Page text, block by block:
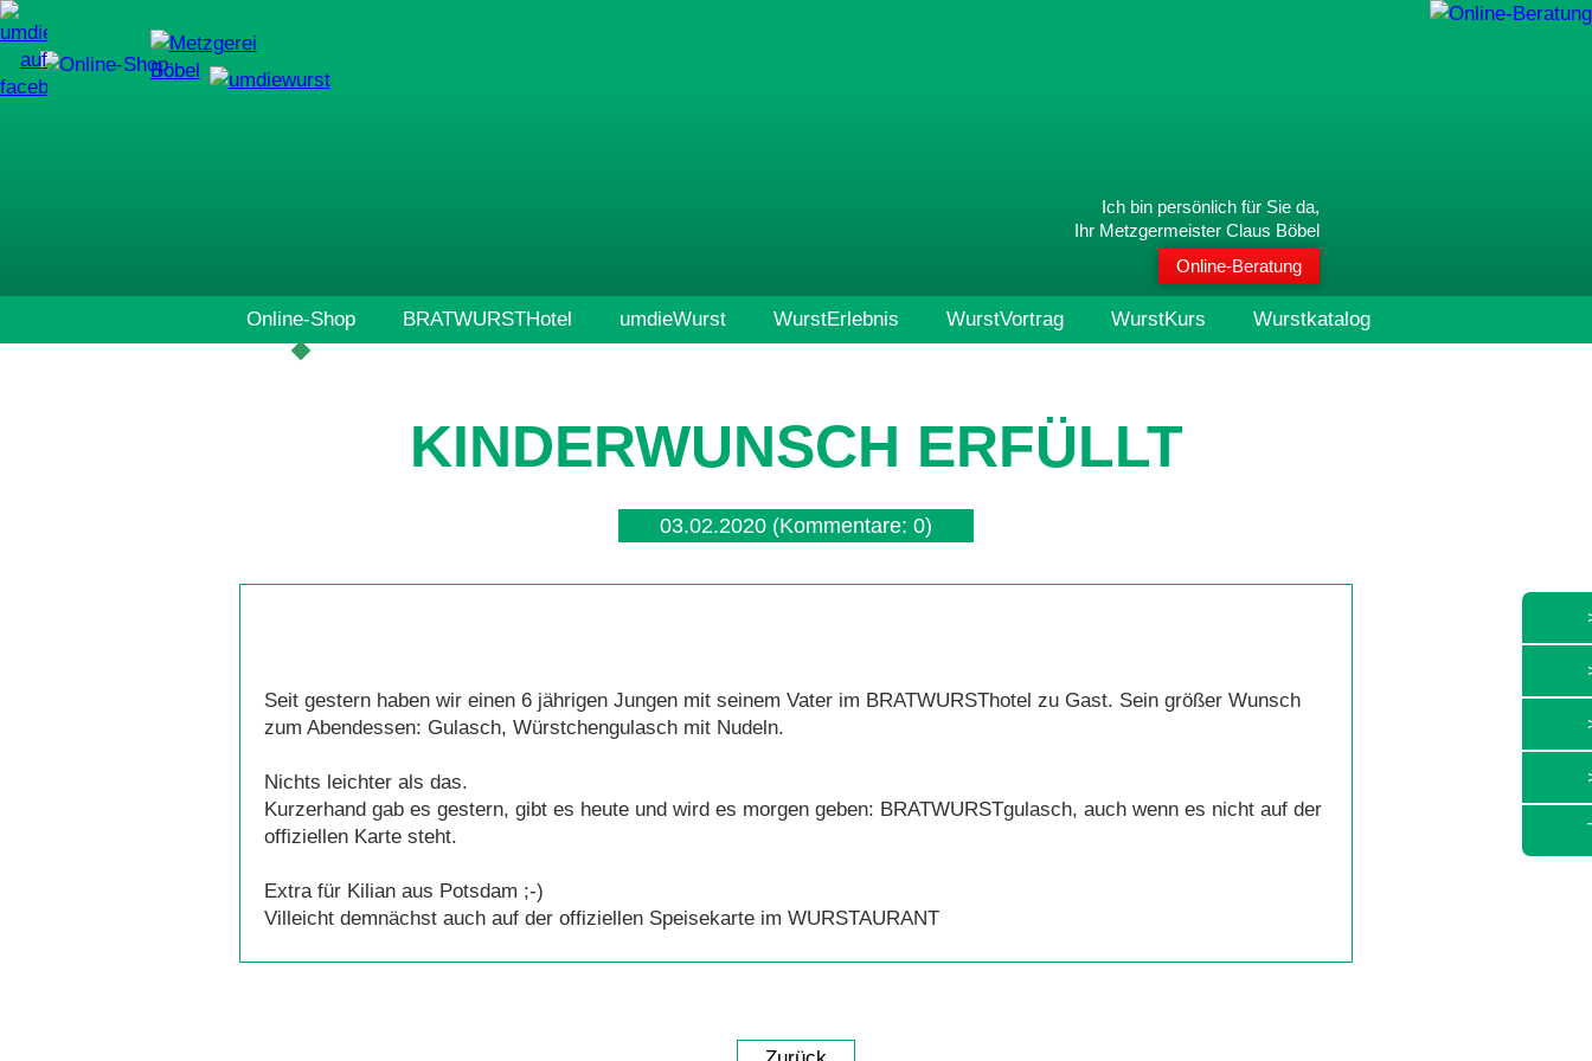
Ich bin persönlich für Sie da,
Ihr Metzgermeister Claus Böbel
Online-Beratung
Online-Shop BRATWURSTHotel umdieWurst WurstErlebnis WurstVortrag WurstKurs Wurstkatalog
KINDERWUNSCH ERFÜLLT
03.02.2020 (Kommentare: 0)
Seit gestern haben wir einen 6 jährigen Jungen mit seinem Vater im BRATWURSThotel zu Gast. Sein größer Wunsch
zum Abendessen: Gulasch, Würstchengulasch mit Nudeln.
Nichts leichter als das.
Kurzerhand gab es gestern, gibt es heute und wird es morgen geben: BRATWURSTgulasch, auch wenn es nicht auf der
offiziellen Karte steht.
Extra für Kilian aus Potsdam ;-)
Villeicht demnächst auch auf der offiziellen Speisekarte im WURSTAURANT